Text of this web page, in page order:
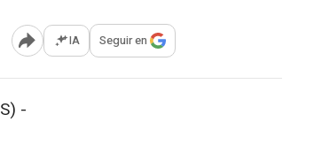
Abrir opciones para compartir
IA Seguir en
-